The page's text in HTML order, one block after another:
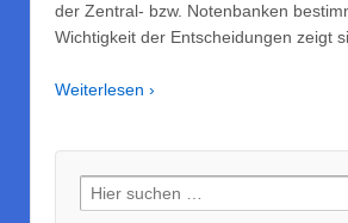
der Zentral- bzw. Notenbanken
Wichtigkeit der Entscheidungen zeigt
Weiterlesen ›
Suche nach: